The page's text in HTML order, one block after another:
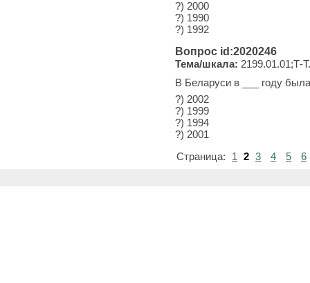
?) 2000
?) 1990
?) 1992
Вопрос id:2020246
Тема/шкала: 2199.01.01;Т-
В Беларуси в ___ году
?) 2002
?) 1999
?) 1994
?) 2001
Страница:
1 2 3 4 5 6